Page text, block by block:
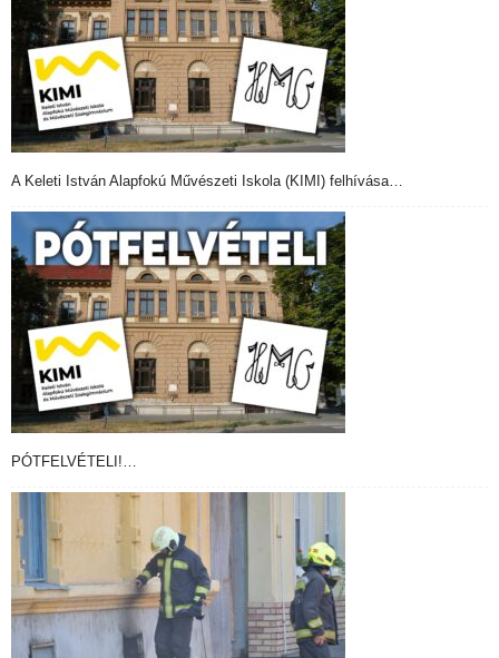
A Keleti István Alapfokú Művészeti Iskola (KIMI) felhívása…
PÓTFELVÉTELI!…